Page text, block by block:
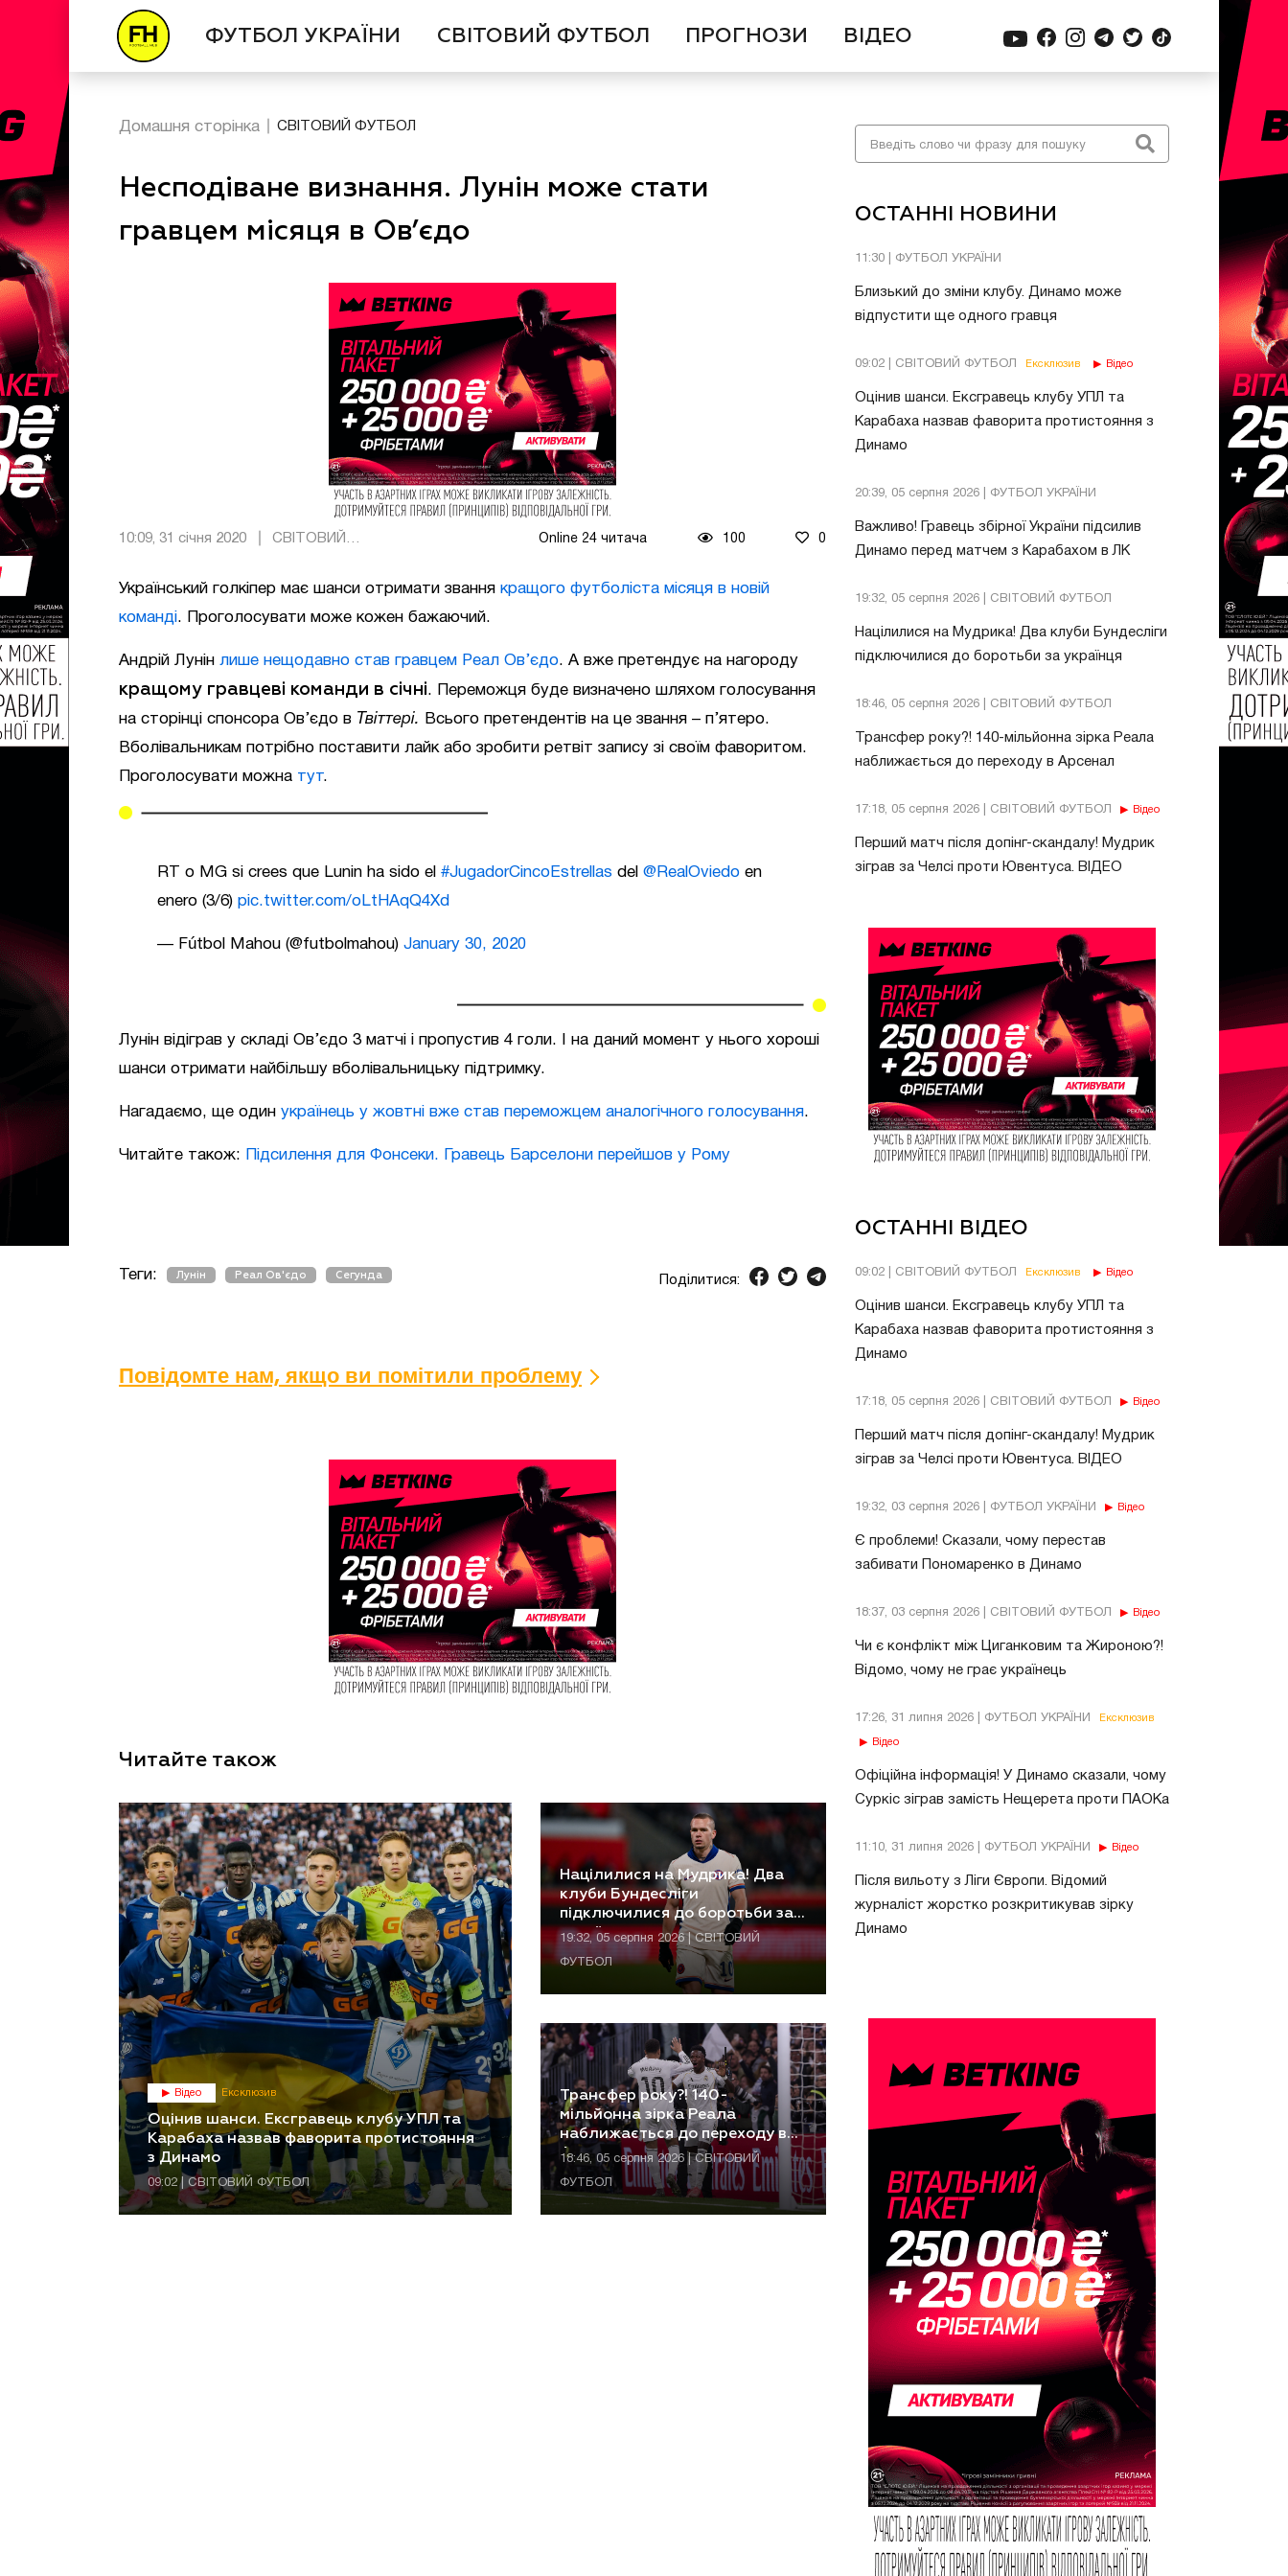
ФУТБОЛ УКРАЇНИ СВІТОВИЙ ФУТБОЛ ПРОГНОЗИ ВІДЕО
ОСТАННІ НОВИНИ
11:30 | ФУТБОЛ УКРАЇНИ
Близький до зміни клубу. Динамо може
відпустити ще одного гравця
09:02 | СВІТОВИЙ ФУТБОЛ Ексклюзив Відео
Оцінив шанси. Ексгравець клубу УПЛ та
Карабаха назвав фаворита протистояння з
Динамо
20:39, 05 серпня 2026 | ФУТБОЛ УКРАЇНИ
Важливо! Гравець збірної України підсилив
Динамо перед матчем з Карабахом в ЛК
19:32, 05 серпня 2026 | СВІТОВИЙ ФУТБОЛ
Націлилися на Мудрика! Два клуби Бундесліги
підключилися до боротьби за українця
18:46, 05 серпня 2026 | СВІТОВИЙ ФУТБОЛ
Трансфер року?! 140-мільйонна зірка Реала
наближається до переходу в Арсенал
17:18, 05 серпня 2026 | СВІТОВИЙ ФУТБОЛ Відео
Перший матч після допінг-скандалу! Мудрик
зіграв за Челсі проти Ювентуса. ВІДЕО
ОСТАННІ ВІДЕО
09:02 | СВІТОВИЙ ФУТБОЛ Ексклюзив Відео
Оцінив шанси. Ексгравець клубу УПЛ та
Карабаха назвав фаворита протистояння з
Динамо
17:18, 05 серпня 2026 | СВІТОВИЙ ФУТБОЛ Відео
Перший матч після допінг-скандалу! Мудрик
зіграв за Челсі проти Ювентуса. ВІДЕО
19:32, 03 серпня 2026 | ФУТБОЛ УКРАЇНИ Відео
Є проблеми! Сказали, чому перестав
забивати Пономаренко в Динамо
18:37, 03 серпня 2026 | СВІТОВИЙ ФУТБОЛ Відео
Чи є конфлікт між Циганковим та Жироною?!
Відомо, чому не грає українець
17:26, 31 липня 2026 | ФУТБОЛ УКРАЇНИ Ексклюзив
Відео
Офіційна інформація! У Динамо сказали, чому
Суркіс зіграв замість Нещерета проти ПАОКа
11:10, 31 липня 2026 | ФУТБОЛ УКРАЇНИ Відео
Після вильоту з Ліги Європи. Відомий
журналіст жорстко розкритикував зірку
Динамо
Домашня сторінка СВІТОВИЙ ФУТБОЛ
Несподіване визнання. Лунін може стати
гравцем місяця в Ов’єдо
10:09, 31 січня 2020 Online 24 читача 100 0
Український голкіпер має шанси отримати звання кращого футболіста місяця в новій
команді. Проголосувати може кожен бажаючий.
Андрій Лунін лише нещодавно став гравцем Реал Ов’єдо. А вже претендує на нагороду
кращому гравцеві команди в січні. Переможця буде визначено шляхом голосування
на сторінці спонсора Ов’єдо в Твіттері.
Всього претендентів на це звання – п’ятеро.
Вболівальникам потрібно поставити лайк або зробити ретвіт запису зі своїм фаворитом.
Проголосувати можна тут.
RT o MG si crees que Lunin ha sido el #JugadorCincoEstrellas del @RealOviedo en
enero (3/6) pic.twitter.com/oLtHAqQ4Xd
— Fútbol Mahou (@futbolmahou) January 30, 2020
Лунін відіграв у складі Ов’єдо 3 матчі і пропустив 4 голи. І на даний момент у нього хороші
шанси отримати найбільшу вболівальницьку підтримку.
Нагадаємо, ще один українець у жовтні вже став переможцем аналогічного голосування.
Читайте також: Підсилення для Фонсеки. Гравець Барселони перейшов у Рому
Теги: Лунін Реал Ов'єдо Сегунда Поділитися:
Повідомте нам, якщо ви помітили проблему
Читайте також
Відео Ексклюзив
Оцінив шанси. Ексгравець клубу УПЛ та
Карабаха назвав фаворита протистояння
з Динамо
09:02 | СВІТОВИЙ ФУТБОЛ
Націлилися на Мудрика! Два
клуби Бундесліги
підключилися до боротьби за
українця
19:32, 05 серпня 2026 | СВІТОВИЙ
ФУТБОЛ
Трансфер року?! 140-
мільйонна зірка Реала
наближається до переходу в
Арсенал
18:46, 05 серпня 2026 | СВІТОВИЙ
ФУТБОЛ